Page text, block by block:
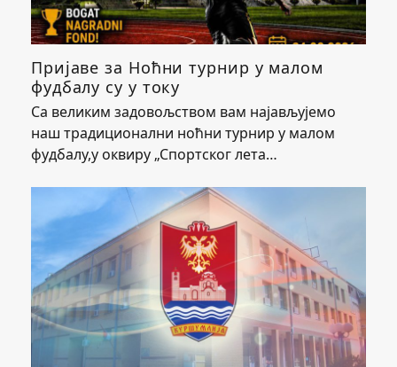
Пријаве за Ноћни турнир у малом
фудбалу су у току
Са великим задовољством вам најављујемо
наш традиционални ноћни турнир у малом
фудбалу,у оквиру „Спортског лета…